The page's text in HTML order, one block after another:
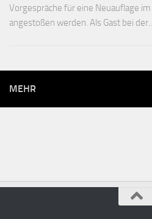
Vorgespräche für eine Neuauflage
angestoßen werden. Als Gast bei
MEHR